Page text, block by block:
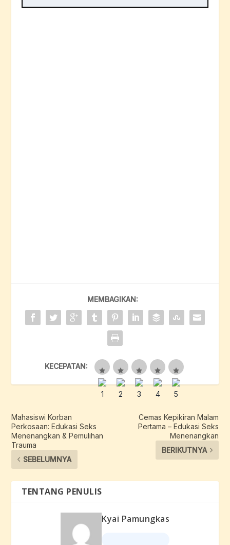
MEMBAGIKAN:
KECEPATAN:
Mahasiswi Korban
Perkosaan: Edukasi Seks
Menenangkan & Pemulihan
Trauma
SEBELUMNYA
Cemas Kepikiran Malam
Pertama – Edukasi Seks
Menenangkan
BERIKUTNYA
TENTANG PENULIS
Kyai Pamungkas